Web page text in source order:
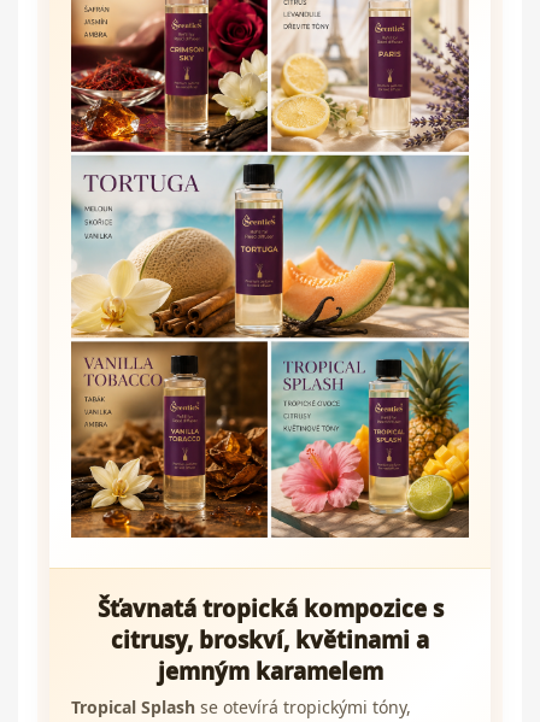
Šťavnatá tropická kompozice s
citrusy, broskví, květinami a
jemným karamelem
Tropical Splash se otevírá tropickými tóny,